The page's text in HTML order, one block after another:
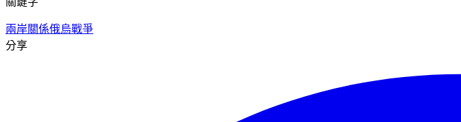
兩岸關係俄烏戰爭
分享